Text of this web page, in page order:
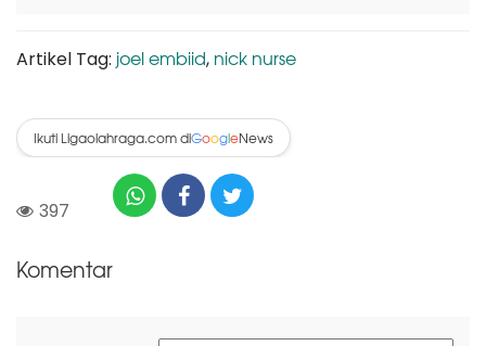
Artikel Tag: joel embiid, nick nurse
Ikuti Ligaolahraga.com diGoogleNews
397
Komentar